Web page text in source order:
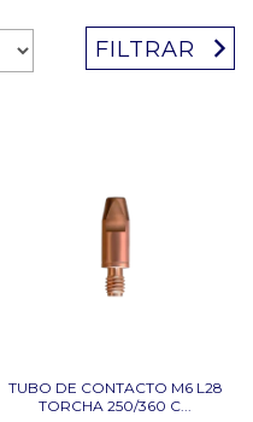
FILTRAR
TUBO DE CONTACTO M6 L28
TORCHA 250/360 C...